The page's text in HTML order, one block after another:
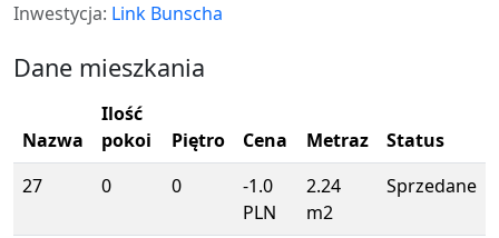
Inwestycja: Link Bunscha
Dane mieszkania
Nazwa
Ilość
pokoi
Piętro Cena Metraz
Status
27
0 0
-1.0
PLN
2.24
m2
Sprzedane